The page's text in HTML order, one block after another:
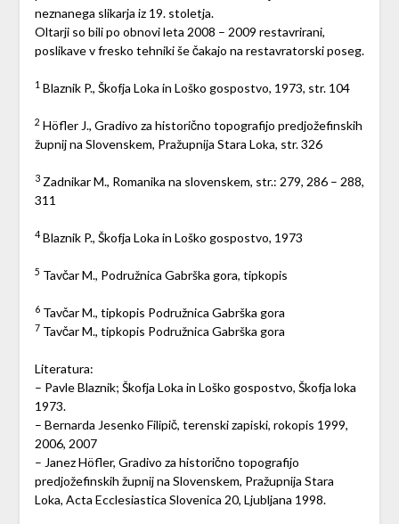
neznanega slikarja iz 19. stoletja.
Oltarji so bili po obnovi leta 2008 – 2009 restavrirani,
poslikave v fresko tehniki še čakajo na restavratorski poseg.
1Blaznik P., Škofja Loka in Loško gospostvo, 1973, str. 104
2 Höfler J., Gradivo za historično topografijo predjožefinskih
župnij na Slovenskem, Pražupnija Stara Loka, str. 326
3Zadnikar M., Romanika na slovenskem, str.: 279, 286 – 288,
311
4Blaznik P., Škofja Loka in Loško gospostvo, 1973
5 Tavčar M., Podružnica Gabrška gora, tipkopis
6Tavčar M., tipkopis Podružnica Gabrška gora
7Tavčar M., tipkopis Podružnica Gabrška gora
Literatura:
– Pavle Blaznik; Škofja Loka in Loško gospostvo, Škofja loka
1973.
– Bernarda Jesenko Filipič, terenski zapiski, rokopis 1999,
2006, 2007
– Janez Höfler, Gradivo za historično topografijo
predjožefinskih župnij na Slovenskem, Pražupnija Stara
Loka, Acta Ecclesiastica Slovenica 20, Ljubljana 1998.